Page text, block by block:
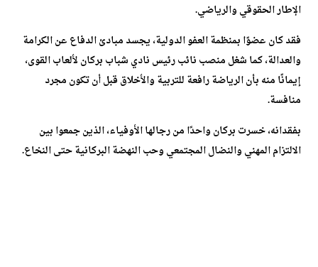
الإطار الحقوقي والرياضي.
فقد كان عضوًا بمنظمة العفو الدولية، يجسد مبادئ الدفاع عن الكرامة
والعدالة، كما شغل منصب نائب رئيس نادي شباب بركان لألعاب القوى،
إيمانًا منه بأن الرياضة رافعة للتربية والأخلاق قبل أن تكون مجرد
منافسة.
بفقدانه، خسرت بركان واحدًا من رجالها الأوفياء، الذين جمعوا بين
الالتزام المهني والنضال المجتمعي وحب النهضة البركانية حتى النخاع.